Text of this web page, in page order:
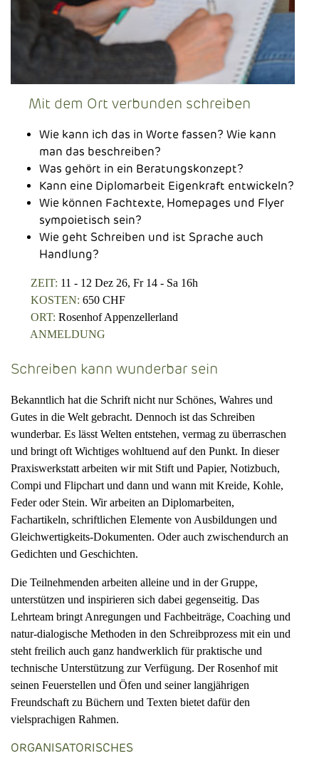
Mit dem Ort verbunden schreiben
Wie kann ich das in Worte fassen? Wie kann
man das beschreiben?
Was gehört in ein Beratungskonzept?
Kann eine Diplomarbeit Eigenkraft entwickeln?
Wie können Fachtexte, Homepages und Flyer
sympoietisch sein?
Wie geht Schreiben und ist Sprache auch
Handlung?
ZEIT: 11 - 12 Dez 26, Fr 14 - Sa 16h
KOSTEN: 650 CHF
ORT: Rosenhof Appenzellerland
ANMELDUNG
Schreiben kann wunderbar sein
Bekanntlich hat die Schrift nicht nur Schönes, Wahres und
Gutes in die Welt gebracht. Dennoch ist das Schreiben
wunderbar. Es lässt Welten entstehen, vermag zu überraschen
und bringt oft Wichtiges wohltuend auf den Punkt. In dieser
Praxiswerkstatt arbeiten wir mit Stift und Papier, Notizbuch,
Compi und Flipchart und dann und wann mit Kreide, Kohle,
Feder oder Stein. Wir arbeiten an Diplomarbeiten,
Fachartikeln, schriftlichen Elemente von Ausbildungen und
Gleichwertigkeits-Dokumenten. Oder auch zwischendurch an
Gedichten und Geschichten.
Die Teilnehmenden arbeiten alleine und in der Gruppe,
unterstützen und inspirieren sich dabei gegenseitig. Das
Lehrteam bringt Anregungen und Fachbeiträge, Coaching und
natur-dialogische Methoden in den Schreibprozess mit ein und
steht freilich auch ganz handwerklich für praktische und
technische Unterstützung zur Verfügung. Der Rosenhof mit
seinen Feuerstellen und Öfen und seiner langjährigen
Freundschaft zu Büchern und Texten bietet dafür den
vielsprachigen Rahmen.
ORGANISATORISCHES